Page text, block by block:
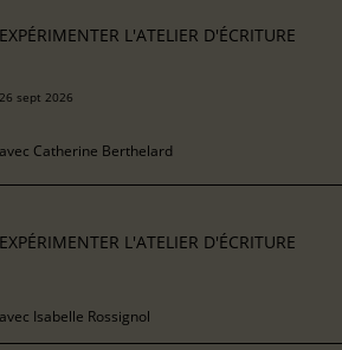
EXPÉRIMENTER L'ATELIER D'ÉCRITURE
26 sept 2026
avec Catherine Berthelard
EXPÉRIMENTER L'ATELIER D'ÉCRITURE
avec Isabelle Rossignol